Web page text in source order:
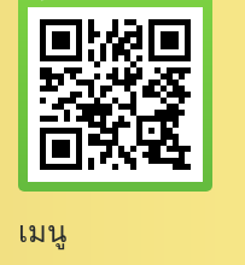
เมนู